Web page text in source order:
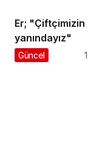
Er; "Çiftçimizin
yanındayız"
Güncel